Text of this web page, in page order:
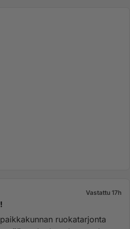
Vastattu 17h
ruokatarjonta